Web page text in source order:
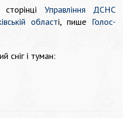
Управління ДСНС
області, пише Голос-
сніг і туман: